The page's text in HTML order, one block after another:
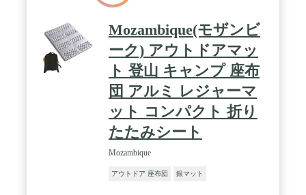
Mozambique(モザンビ
ーク) アウトドアマッ
ト 登山 キャンプ 座布
団 アルミ レジャーマ
ット コンパクト 折り
たたみシート
Mozambique
アウトドア 座布団 銀マット